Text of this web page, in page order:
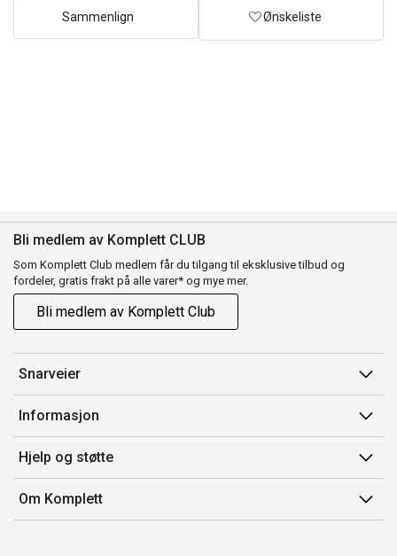
Sammenlign Ønskeliste
Bli medlem av Komplett CLUB
Som Komplett Club medlem får du tilgang til eksklusive tilbud og
fordeler, gratis frakt på alle varer* og mye mer.
Bli medlem av Komplett Club
Snarveier
Min side
Ordreoversikt
Flex
Komplett Club
Informasjon
Salgsbetingelser
Medlemsvilkår for Komplett Club
Merker/produsent
Hjelp og støtte
Kontakt oss
Kundeservice
Om Komplett